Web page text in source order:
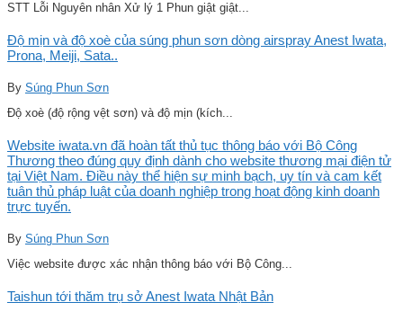
STT Lỗi Nguyên nhân Xử lý 1 Phun giật giật...
Độ mịn và độ xoè của súng phun sơn dòng airspray Anest Iwata,
Prona, Meiji, Sata..
By Súng Phun Sơn
Độ xoè (độ rộng vệt sơn) và độ mịn (kích...
Website iwata.vn đã hoàn tất thủ tục thông báo với Bộ Công
Thương theo đúng quy định dành cho website thương mại điện tử
tại Việt Nam. Điều này thể hiện sự minh bạch, uy tín và cam kết
tuân thủ pháp luật của doanh nghiệp trong hoạt động kinh doanh
trực tuyến.
By Súng Phun Sơn
Việc website được xác nhận thông báo với Bộ Công...
Taishun tới thăm trụ sở Anest Iwata Nhật Bản